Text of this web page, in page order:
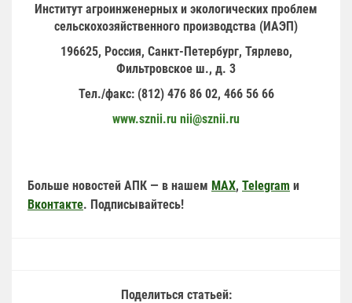
Институт агроинженерных и экологических проблем
сельскохозяйственного производства (ИАЭП)
196625, Россия, Санкт-Петербург, Тярлево,
Фильтровское ш., д. 3
Тел./факс: (812) 476 86 02, 466 56 66
www.sznii.ru nii@sznii.ru
Больше новостей АПК — в нашем MAX, Telegram и
Вконтакте. Подписывайтесь!
Поделиться статьей: